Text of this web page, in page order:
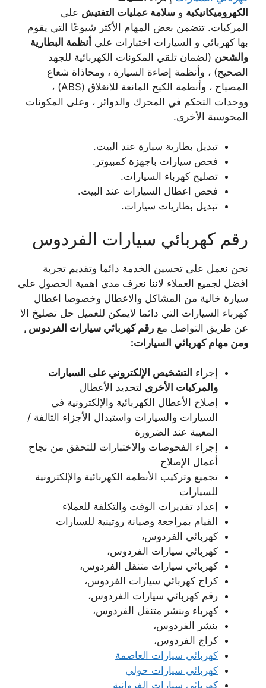
الكهروميكانيكية و سلامة عمليات التفتيش على
المركبات. تتضمن بعض المهام الأكثر شيوعًا التي يقوم
بها كهربائي و السيارات اختبارات على أنظمة البطارية
والشحن (لضمان تلقي المكونات الكهربائية للجهد
الصحيح) ، وأنظمة إضاءة السيارة ، ومحاذاة شعاع
المصباح ، وأنظمة الكبح المانعة للانغلاق (ABS) ،
ووحدات التحكم في المحرك والدوائر ، وعلى المكونات
المحوسبة الأخرى.
تبديل بطارية سيارة عند البيت.
فحص سيارات باجهزة كمبيوتر.
تصليح كهرباء السيارات.
فحص اعطال السيارات عند البيت.
تبديل بطاريات سيارات.
رقم كهربائي سيارات الفردوس
نحن نعمل على تحسين الخدمة دائما وتقديم تجربة
افضل لجميع العملاء لاننا نعرف مدى اهمية الحصول على
سيارة خالية من المشاكل والاعطال وخصوصا اعطال
كهرباء السيارات التي دائما لايمكن للعميل حل تصليخ الا
عن طريق التواصل مع رقم كهربائي سيارات الفردوس ,
ومن مهام كهربائي السيارات:
إجراء التشخيص الإلكتروني على السيارات
والمركبات الأخرى لتحديد الأعطال
إصلاح الأعطال الكهربائية والإلكترونية في
السيارات والسيارات واستبدال الأجزاء التالفة /
المعيبة عند الضرورة
إجراء الفحوصات والاختبارات للتحقق من نجاح
أعمال الإصلاح
تجميع وتركيب الأنظمة الكهربائية والإلكترونية
للسيارات
إعداد تقديرات الوقت والتكلفة للعملاء
القيام بمراجعة وصيانة روتينية للسيارات
كهربائي الفردوس،
كهربائي سيارات الفردوس،
كهربائي سيارات متنقل الفردوس،
كراج كهربائي سيارات الفردوس،
رقم كهربائي سيارات الفردوس،
كهرباء وبنشر متنقل الفردوس،
بنشر الفردوس،
كراج الفردوس،
كهربائي سيارات العاصمة
كهربائي سيارات حولي
كهربائي سيارات الفروانية